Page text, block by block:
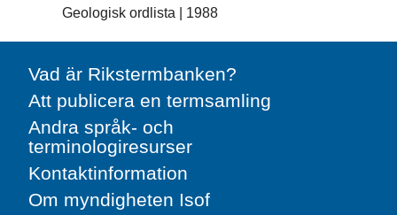
Geologisk ordlista | 1988
Vad är Rikstermbanken?
Att publicera en termsamling
Andra språk- och
terminologiresurser
Kontaktinformation
Om myndigheten Isof